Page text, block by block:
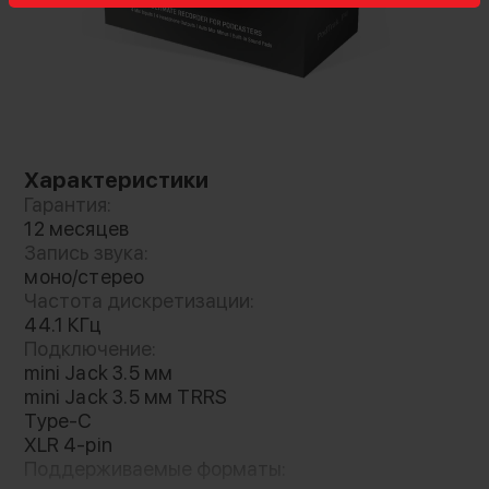
полноразмерными XLR разъёмами, которые
поддерживают динамические и
конденсаторные микрофоны. Микрофонные
взаимодействовать с различными
микрофонами
Характеристики
Гарантия:
12 месяцев
Запись звука:
моно/стерео
Частота дискретизации:
44.1 КГц
Подключение:
mini Jack 3.5 мм
mini Jack 3.5 мм TRRS
Type-C
XLR 4-pin